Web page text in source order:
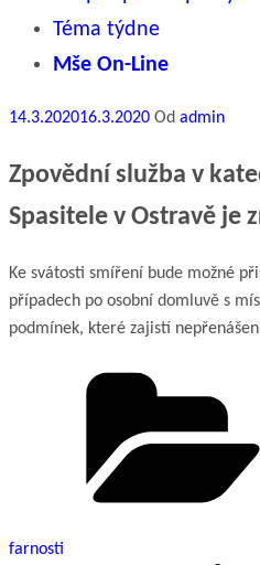
Téma týdne
Mše On-Line
Publikováno
14.3.202016.3.2020 Od admin
Zpovědní služba v
Spasitele v Ostravě je
Ke svátosti smíření bude možné
případech po osobní domluvě s
podmínek, které zajistí
farnosti